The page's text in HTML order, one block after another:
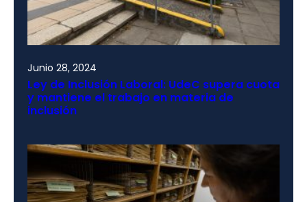
Junio 28, 2024
Ley de Inclusión Laboral: UdeC supera cuota
y mantiene el trabajo en materia de
inclusión